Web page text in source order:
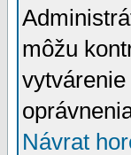
môžu
Návrat